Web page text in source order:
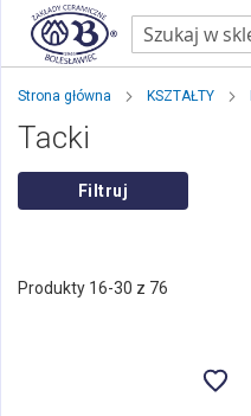
Strona główna KSZTAŁTY
Tacki
Filtruj
Produkty 16-30 z 76